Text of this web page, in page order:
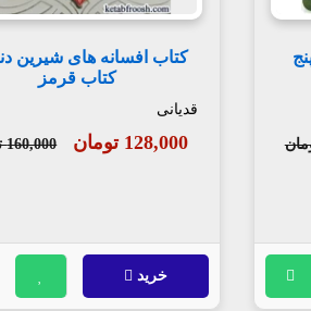
انگیز 3:پنج
کتاب قرمز
قدیانی
128,000 تومان 160,000 تومان
خرید